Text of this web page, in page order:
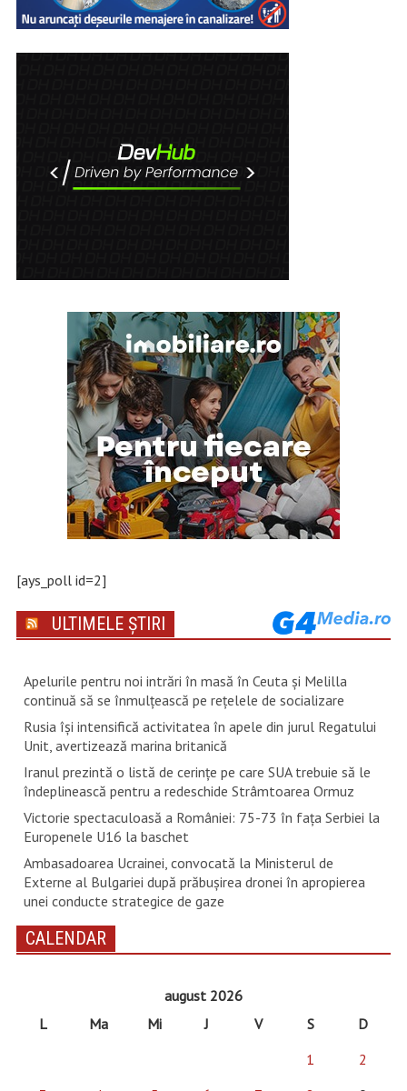
[ays_poll id=2]
ULTIMELE ȘTIRI
Apelurile pentru noi intrări în masă în Ceuta şi Melilla
continuă să se înmulţească pe reţelele de socializare
Rusia își intensifică activitatea în apele din jurul Regatului
Unit, avertizează marina britanică
Iranul prezintă o listă de cerinţe pe care SUA trebuie să le
îndeplinească pentru a redeschide Strâmtoarea Ormuz
Victorie spectaculoasă a României: 75-73 în fața Serbiei la
Europenele U16 la baschet
Ambasadoarea Ucrainei, convocată la Ministerul de
Externe al Bulgariei după prăbușirea dronei în apropierea
unei conducte strategice de gaze
CALENDAR
august 2026
L
Ma Mi J V S
D
1
2